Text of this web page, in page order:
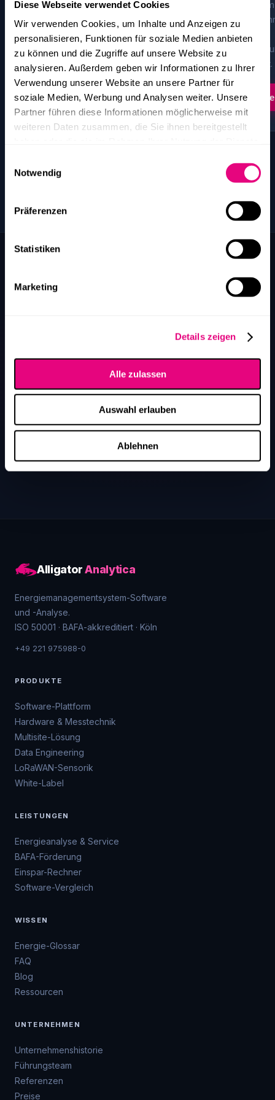
Diese Webseite verwendet Cookies
Wir verwenden Cookies, um Inhalte und Anzeigen zu
personalisieren, Funktionen für soziale Medien anbieten
zu können und die Zugriffe auf unsere Website zu
analysieren. Außerdem geben wir Informationen zu Ihrer
Verwendung unserer Website an unsere Partner für
soziale Medien, Werbung und Analysen weiter. Unsere
Partner führen diese Informationen möglicherweise mit
weiteren Daten zusammen, die Sie ihnen bereitgestellt
Notwendig
Präferenzen
Statistiken
Marketing
Details zeigen
Alle zulassen
Auswahl erlauben
Ablehnen
Von der Förderfähigkeit
bis zum
Verwendungsnachweis —
plus die 5 teuersten
Fehler.
PDF anfordern →
Energiekosten im
Mittelstand —
Komfort- oder
Schritt für Schritt.
PDF
Wir verwenden Ihre E-Mail-Adresse ausschließlich zum Versand
des angeforderten Dokuments. Details in unserer
Ihre Situation ein und zeigen konkrete nächste
Schritte.
Kostenloses Erstgespräch →
AlligatorAnalytica
Energiemanagementsystem-Software
und -Analyse.
ISO 50001 · BAFA-akkreditiert · Köln
+49 221 975988-0
PRODUKTE
Software-Plattform
Hardware & Messtechnik
Multisite-Lösung
Data Engineering
LoRaWAN-Sensorik
White-Label
LEISTUNGEN
Energieanalyse & Service
BAFA-Förderung
Einspar-Rechner
Software-Vergleich
WISSEN
Energie-Glossar
FAQ
Blog
Ressourcen
UNTERNEHMEN
Unternehmenshistorie
Führungsteam
Referenzen
Preise